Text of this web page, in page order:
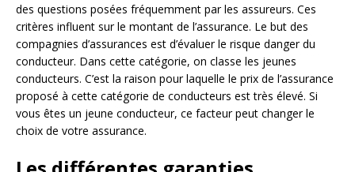
des questions posées fréquemment par les assureurs. Ces
critères influent sur le montant de l’assurance. Le but des
compagnies d’assurances est d’évaluer le risque danger du
conducteur. Dans cette catégorie, on classe les jeunes
conducteurs. C’est la raison pour laquelle le prix de l’assurance
proposé à cette catégorie de conducteurs est très élevé. Si
vous êtes un jeune conducteur, ce facteur peut changer le
choix de votre assurance.